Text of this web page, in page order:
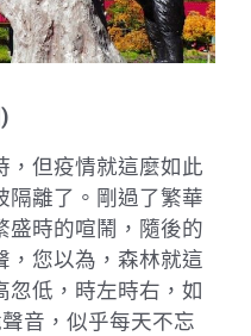
，但疫情就這麼如此
隔離了。剛過了繁華
盛時的喧鬧，隨後的
，您以為，森林就這
忽低，時左時右，如
音，似乎每天不忘